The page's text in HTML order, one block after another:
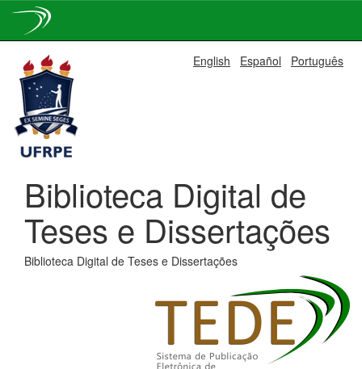
navigation
English Español Português
Biblioteca Digital de
Teses e Dissertações
Biblioteca Digital de Teses e Dissertações